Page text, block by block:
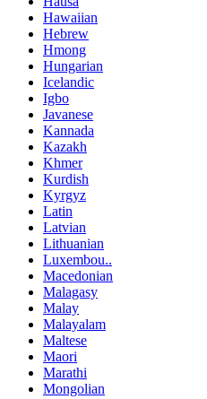
Hawaiian
Hebrew
Hmong
Hungarian
Icelandic
Igbo
Javanese
Kannada
Kazakh
Khmer
Kurdish
Kyrgyz
Latin
Latvian
Lithuanian
Luxembou..
Macedonian
Malagasy
Malay
Malayalam
Maltese
Maori
Marathi
Mongolian